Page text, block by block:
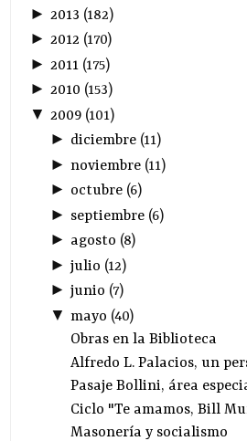
► 2013 (182)
►2012 (170)
► 2011 (175)
►2010 (153)
▼ 2009 (101)
► diciembre(11)
► noviembre(11)
► octubre(6)
► septiembre(6)
► agosto (8)
► julio (12)
► junio (7)
▼ mayo (40)
Obras en la Biblioteca
Alfredo L. Palacios, un
Pasaje Bollini, área
Ciclo "Te amamos, Bill
Masonería y socialismo